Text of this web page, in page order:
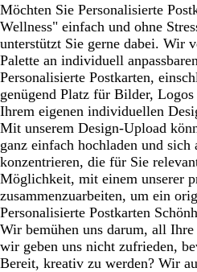
Möchten Sie Personalisierte
Wellness" einfach und ohne
unterstützt Sie gerne dabei. Wir
Palette an individuell
Personalisierte Postkarten,
genügend Platz für Bilder,
Ihrem eigenen individuellen
Mit unserem Design-Upload
ganz einfach hochladen und
konzentrieren, die für Sie
Möglichkeit, mit einem unserer
zusammenzuarbeiten, um ein
Personalisierte Postkarten
Wir bemühen uns darum, all
wir geben uns nicht zufrieden,
Bereit, kreativ zu werden? Wir